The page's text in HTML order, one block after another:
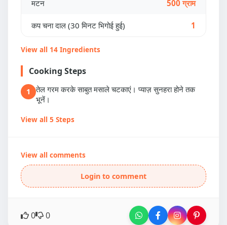
मटन 500 ग्राम
कप चना दाल (30 मिनट भिगोई हुई) 1
View all 14 Ingredients
Cooking Steps
1
तेल गरम करके साबुत मसाले चटकाएं। प्याज़ सुनहरा होने तक
भूनें।
View all 5 Steps
View all comments
Login to comment
0 0